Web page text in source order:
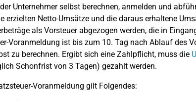
Unternehmer selbst berechnen, anmelden und
erzielten Netto-Umsätze und die daraus erhaltene
als Vorsteuer abgezogen werden, die in
Voranmeldung ist bis zum 10. Tag nach Ablauf des
zu berechnen. Ergibt sich eine Zahlpflicht, muss die
Schonfrist von 3 Tagen) gezahlt werden.
Voranmeldung gilt Folgendes: